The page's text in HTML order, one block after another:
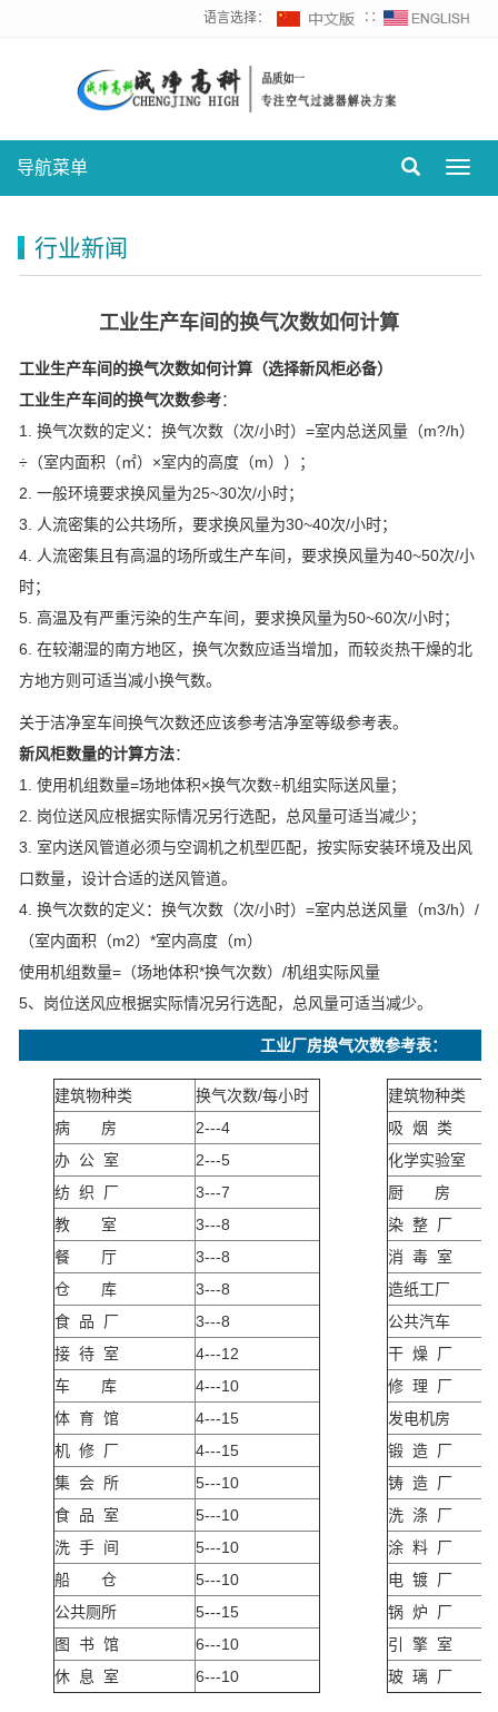
语言选择： ∷
导航菜单
行业新闻
工业生产车间的换气次数如何计算
工业生产车间的换气次数如何计算（选择新风柜必备）
工业生产车间的换气次数参考：
1. 换气次数的定义：换气次数（次/小时）=室内总送风量（m?/h）
÷（室内面积（㎡）×室内的高度（m））；
2. 一般环境要求换风量为25~30次/小时；
3. 人流密集的公共场所，要求换风量为30~40次/小时；
4. 人流密集且有高温的场所或生产车间，要求换风量为40~50次/小
时；
5. 高温及有严重污染的生产车间，要求换风量为50~60次/小时；
6. 在较潮湿的南方地区，换气次数应适当增加，而较炎热干燥的北
方地方则可适当减小换气数。
关于洁净室车间换气次数还应该参考洁净室等级参考表。
新风柜数量的计算方法：
1. 使用机组数量=场地体积×换气次数÷机组实际送风量；
2. 岗位送风应根据实际情况另行选配，总风量可适当减少；
3. 室内送风管道必须与空调机之机型匹配，按实际安装环境及出风
口数量，设计合适的送风管道。
4. 换气次数的定义：换气次数（次/小时）=室内总送风量（m3/h）/
（室内面积（m2）*室内高度（m）
使用机组数量=（场地体积*换气次数）/机组实际风量
5、岗位送风应根据实际情况另行选配，总风量可适当减少。
工业厂房换气次数参考表：
建筑物种类
换气次数/每小时
病 房
2---4
办 公 室
2---5
纺 织 厂
3---7
教 室
3---8
餐 厅
3---8
仓 库
3---8
食 品 厂
3---8
接 待 室
4---12
车 库
4---10
体 育 馆
4---15
机 修 厂
4---15
集 会 所
5---10
食 品 室
5---10
洗 手 间
5---10
船 仓
5---10
公共厕所
5---15
图 书 馆
6---10
休 息 室
6---10
建筑物种类
吸 烟 类
化学实验室
厨 房
染 整 厂
消 毒 室
造纸工厂
公共汽车
干 燥 厂
修 理 厂
发电机房
锻 造 厂
铸 造 厂
洗 涤 厂
涂 料 厂
电 镀 厂
锅 炉 厂
引 擎 室
玻 璃 厂